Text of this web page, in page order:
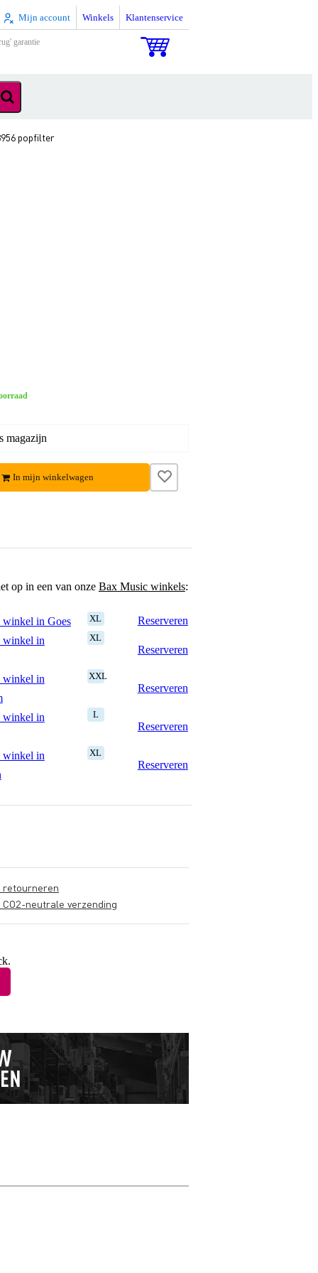
Mijn account Winkels Klantenservice
garantie
popfilter
magazijn
In mijn winkelwagen
op in een van onze Bax Music winkels:
in Goes XL
Reserveren
winkel in
XL
Reserveren
winkel in
XXL
Reserveren
winkel in
L
Reserveren
winkel in
XL
Reserveren
retourneren
CO2-neutrale verzending